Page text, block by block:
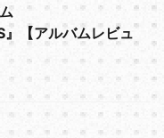
』【アルバムレビュ